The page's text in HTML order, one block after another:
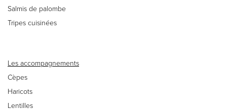
Salmis de palombe
Tripes cuisinées
Les accompagnements
Cèpes
Haricots
Lentilles